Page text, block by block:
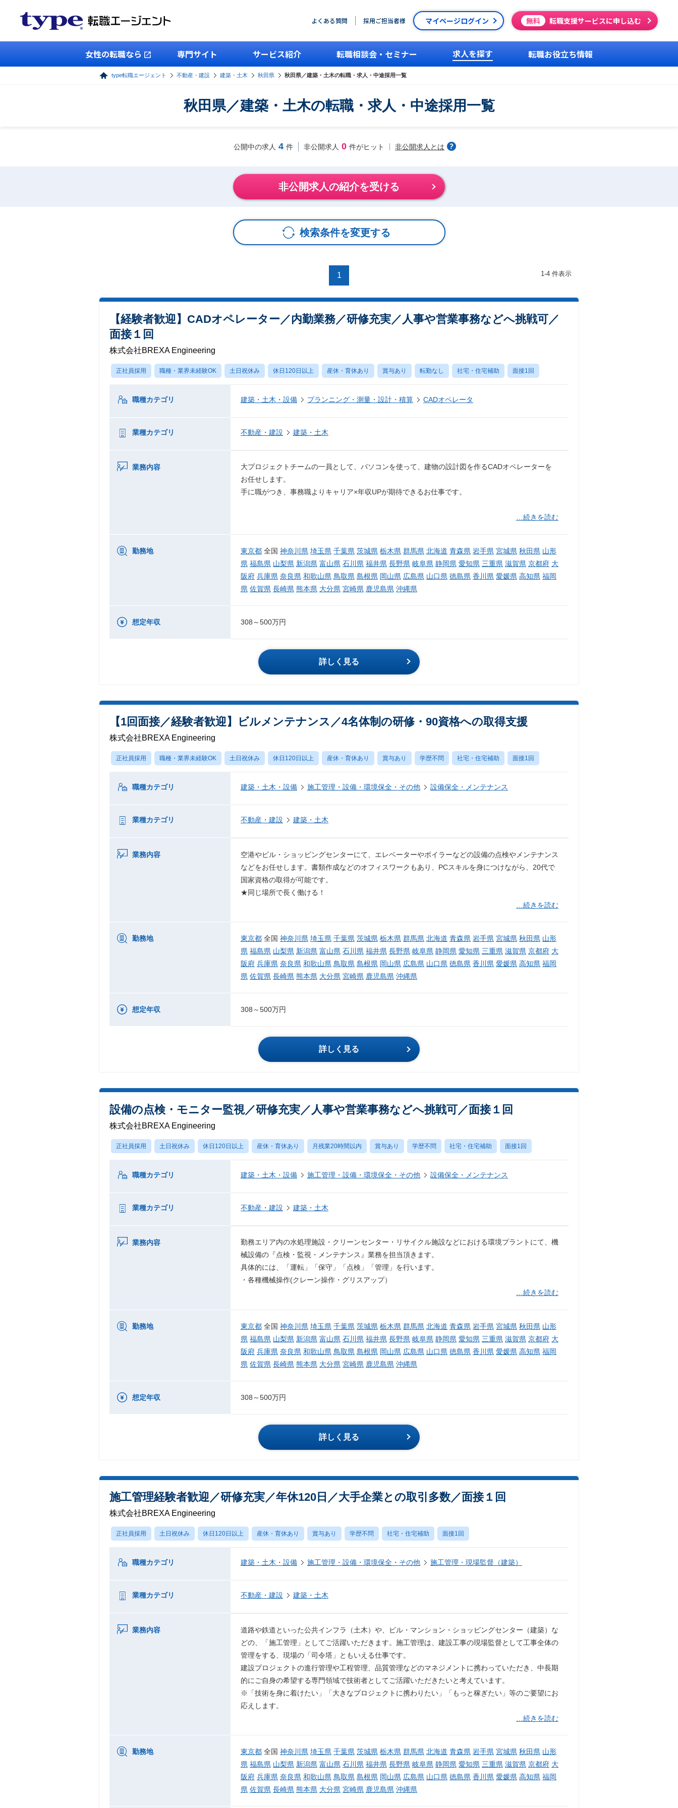
よくある質問 採用ご担当者様 マイページログイン 無料 転職支援サービスに申し込む
女性の転職なら 専門サイト サービス紹介 転職相談会・セミナー 求人を探す 転職お役立ち情報
type転職エージェント 不動産・建設 建築・土木 秋田県 秋田県／建築・土木の転職・求人・中途採用一覧
秋田県／建築・土木の転職・求人・中途採用一覧
公開中の求人 4 件 非公開求人 0 件がヒット 非公開求人とは
非公開求人の紹介を受ける
検索条件を変更する
1 1-4 件表示
【経験者歓迎】CADオペレーター／内勤業務／研修充実／人事や営業事務などへ挑戦可／
面接１回
株式会社BREXA Engineering
正社員採用 職種・業界未経験OK 土日祝休み 休日120日以上 産休・育休あり 賞与あり 転勤なし 社宅・住宅補助 面接1回
職種カテゴリ 建築・土木・設備 プランニング・測量・設計・積算 CADオペレータ
業種カテゴリ 不動産・建設 建築・土木
業務内容
大プロジェクトチームの一員として、パソコンを使って、建物の設計図を作るCADオペレーターを
お任せします。
手に職がつき、事務職よりキャリア×年収UPが期待できるお仕事です。
…続きを読む
勤務地 東京都 全国 神奈川県 埼玉県 千葉県 茨城県 栃木県 群馬県 北海道 青森県 岩手県 宮城県 秋田県 山形
県 福島県 山梨県 新潟県 富山県 石川県 福井県 長野県 岐阜県 静岡県 愛知県 三重県 滋賀県 京都府 大
阪府 兵庫県 奈良県 和歌山県 鳥取県 島根県 岡山県 広島県 山口県 徳島県 香川県 愛媛県 高知県 福岡
県 佐賀県 長崎県 熊本県 大分県 宮崎県 鹿児島県 沖縄県
想定年収 308～500万円
詳しく見る
【1回面接／経験者歓迎】ビルメンテナンス／4名体制の研修・90資格への取得支援
株式会社BREXA Engineering
正社員採用 職種・業界未経験OK 土日祝休み 休日120日以上 産休・育休あり 賞与あり 学歴不問 社宅・住宅補助 面接1回
職種カテゴリ 建築・土木・設備 施工管理・設備・環境保全・その他 設備保全・メンテナンス
業種カテゴリ 不動産・建設 建築・土木
業務内容
空港やビル・ショッピングセンターにて、エレベーターやボイラーなどの設備の点検やメンテナンス
などをお任せします。書類作成などのオフィスワークもあり、PCスキルを身につけながら、20代で
国家資格の取得が可能です。
★同じ場所で長く働ける！
…続きを読む
勤務地 東京都 全国 神奈川県 埼玉県 千葉県 茨城県 栃木県 群馬県 北海道 青森県 岩手県 宮城県 秋田県 山形
県 福島県 山梨県 新潟県 富山県 石川県 福井県 長野県 岐阜県 静岡県 愛知県 三重県 滋賀県 京都府 大
阪府 兵庫県 奈良県 和歌山県 鳥取県 島根県 岡山県 広島県 山口県 徳島県 香川県 愛媛県 高知県 福岡
県 佐賀県 長崎県 熊本県 大分県 宮崎県 鹿児島県 沖縄県
想定年収 308～500万円
詳しく見る
設備の点検・モニター監視／研修充実／人事や営業事務などへ挑戦可／面接１回
株式会社BREXA Engineering
正社員採用 土日祝休み 休日120日以上 産休・育休あり 月残業20時間以内 賞与あり 学歴不問 社宅・住宅補助 面接1回
職種カテゴリ 建築・土木・設備 施工管理・設備・環境保全・その他 設備保全・メンテナンス
業種カテゴリ 不動産・建設 建築・土木
業務内容
勤務エリア内の水処理施設・クリーンセンター・リサイクル施設などにおける環境プラントにて、機
械設備の『点検・監視・メンテナンス』業務を担当頂きます。
具体的には、「運転」「保守」「点検」「管理」を行います。
・各種機械操作(クレーン操作・グリスアップ）
…続きを読む
勤務地 東京都 全国 神奈川県 埼玉県 千葉県 茨城県 栃木県 群馬県 北海道 青森県 岩手県 宮城県 秋田県 山形
県 福島県 山梨県 新潟県 富山県 石川県 福井県 長野県 岐阜県 静岡県 愛知県 三重県 滋賀県 京都府 大
阪府 兵庫県 奈良県 和歌山県 鳥取県 島根県 岡山県 広島県 山口県 徳島県 香川県 愛媛県 高知県 福岡
県 佐賀県 長崎県 熊本県 大分県 宮崎県 鹿児島県 沖縄県
想定年収 308～500万円
詳しく見る
施工管理経験者歓迎／研修充実／年休120日／大手企業との取引多数／面接１回
株式会社BREXA Engineering
正社員採用 土日祝休み 休日120日以上 産休・育休あり 賞与あり 学歴不問 社宅・住宅補助 面接1回
職種カテゴリ 建築・土木・設備 施工管理・設備・環境保全・その他 施工管理・現場監督（建築）
業種カテゴリ 不動産・建設 建築・土木
業務内容
道路や鉄道といった公共インフラ（土木）や、ビル・マンション・ショッピングセンター（建築）な
どの、「施工管理」としてご活躍いただきます。施工管理は、建設工事の現場監督として工事全体の
管理をする、現場の「司令塔」ともいえる仕事です。
建設プロジェクトの進行管理や工程管理、品質管理などのマネジメントに携わっていただき、中長期
的にご自身の希望する専門領域で技術者としてご活躍いただきたいと考えています。
※「技術を身に着けたい」「大きなプロジェクトに携わりたい」「もっと稼ぎたい」等のご要望にお
応えします。
…続きを読む
勤務地 東京都 全国 神奈川県 埼玉県 千葉県 茨城県 栃木県 群馬県 北海道 青森県 岩手県 宮城県 秋田県 山形
県 福島県 山梨県 新潟県 富山県 石川県 福井県 長野県 岐阜県 静岡県 愛知県 三重県 滋賀県 京都府 大
阪府 兵庫県 奈良県 和歌山県 鳥取県 島根県 岡山県 広島県 山口県 徳島県 香川県 愛媛県 高知県 福岡
県 佐賀県 長崎県 熊本県 大分県 宮崎県 鹿児島県 沖縄県